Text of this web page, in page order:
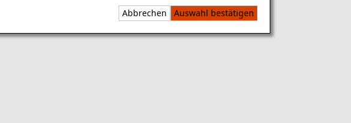
Auswahl bestätigen
Abbrechen